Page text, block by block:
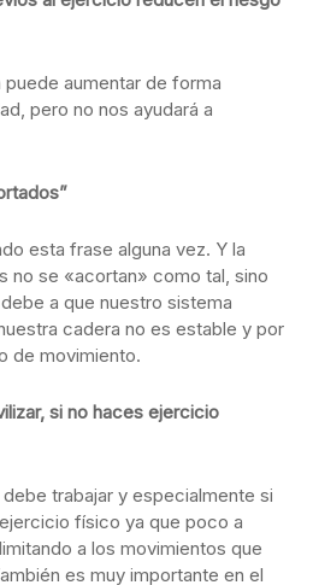
aumentar de forma
pero no nos ayudará a
esta frase alguna vez. Y la
no se «acortan» como tal, sino
a que nuestro sistema
cadera no es estable y por
de movimiento.
si no haces ejercicio
trabajar y especialmente si
físico ya que poco a
a los movimientos que
es muy importante en el